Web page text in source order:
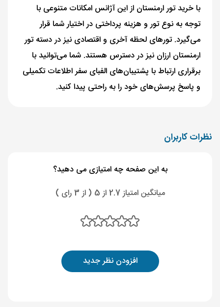
با خرید تور ارمنستان از این آژانس امکانات متنوعی با
توجه به نوع تور و هزینه پرداختی در اختیار شما قرار
می‌گیرد. تورهای لحظه آخری و اقتصادی نیز در دسته تور
ارمنستان ارزان نیز در دسترس هستند. شما می‌توانید با
برقراری ارتباط با پشتیبان‌های الفبای سفر اطلاعات تکمیلی
و پاسخ پرسش‌های خود را به ‌راحتی پیدا کنید.
نظرات کاربران
به این صفحه چه امتیازی می دهید؟
میانگین امتیاز 2.7 از 5 ( از 3 رای )
افزودن نظر جدید